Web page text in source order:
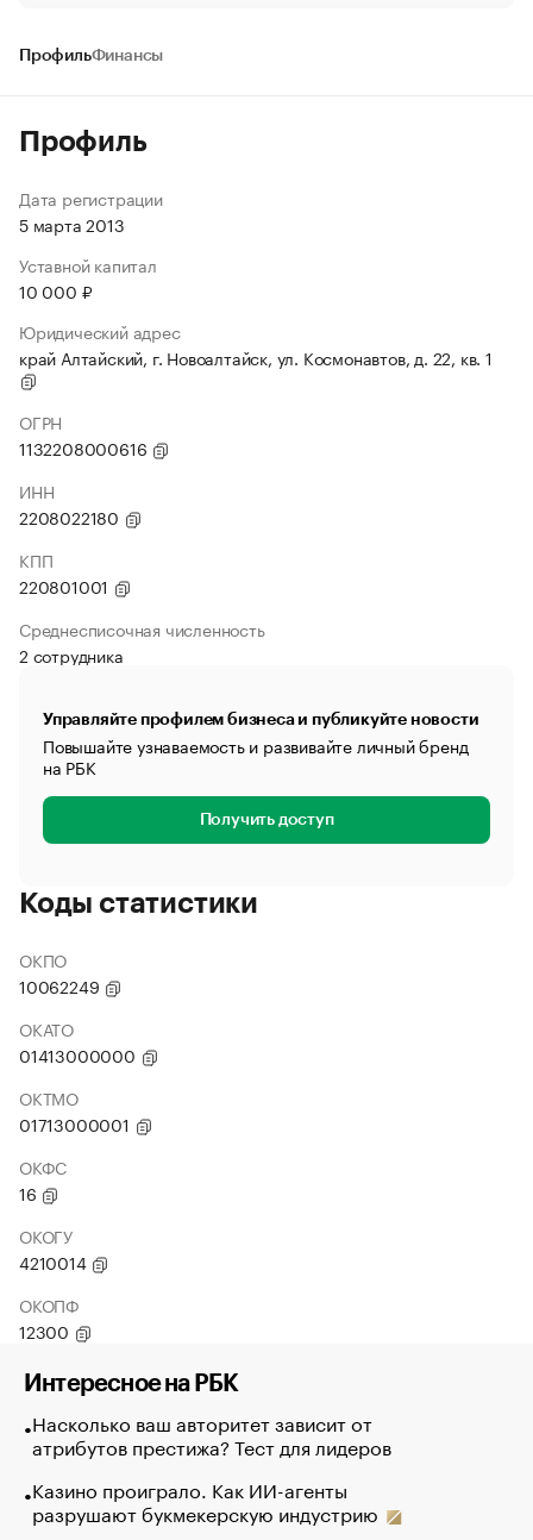
ПрофильФинансы
Профиль
Дата регистрации
5 марта 2013
Уставной капитал
10 000 ₽
Юридический адрес
край Алтайский, г. Новоалтайск, ул. Космонавтов, д. 22, кв. 1
ОГРН
1132208000616
ИНН
2208022180
КПП
220801001
Среднесписочная численность
2 сотрудника
Управляйте профилем бизнеса и публикуйте новости
Повышайте узнаваемость и развивайте личный бренд
на РБК
Получить доступ
Коды статистики
ОКПО
10062249
ОКАТО
01413000000
ОКТМО
01713000001
ОКФС
16
ОКОГУ
4210014
ОКОПФ
12300
Интересное на РБК
Насколько ваш авторитет зависит от
атрибутов престижа? Тест для лидеров
Казино проиграло. Как ИИ-агенты
разрушают букмекерскую индустрию